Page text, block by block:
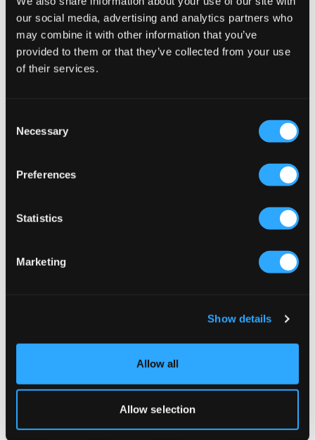
our social media, advertising and analytics partners who
may combine it with other information that you’ve
provided to them or that they’ve collected from your use
of their services.
Selection
Necessary
Preferences
Statistics
Marketing
Show details
Allow all
Allow selection
BASE SHORTS